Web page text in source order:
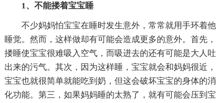
1、不能搂着宝宝睡
不少妈妈怕宝宝在睡时发生意外，常常就用手环着他
睡觉。然而，这样做却有可能会造成更多的意外。首先，
搂睡使宝宝很难吸入空气，而吸进去的还有可能是大人吐
出来的污气。其次，因为这样睡，宝宝就会和妈妈很近，
宝宝也就很简单就能吃到奶，但这会破坏宝宝的身体的消
化功能。第三，如果妈妈睡的太熟了，就有可能会压到宝